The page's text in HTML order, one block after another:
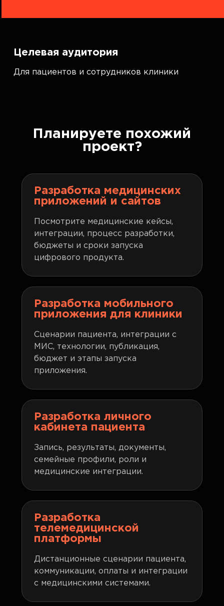
Целевая аудитория
Для пациентов и сотрудников клиники
Планируете похожий
проект?
Разработка медицинских
приложений и сайтов
Посмотрите медицинские кейсы,
интеграции, процесс разработки,
бюджеты и сроки запуска
цифрового продукта.
Разработка мобильного
приложения для клиники
Сценарии пациента, интеграции с
МИС, технологии, публикация,
бюджет и этапы запуска
приложения.
Разработка личного
кабинета пациента
Запись, результаты, документы,
семейные профили, роли и
медицинские интеграции.
Разработка
телемедицинской
платформы
Дистанционные сценарии пациента,
коммуникации, оплаты и интеграции
с медицинскими системами.